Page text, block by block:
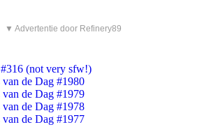
▼ Advertentie door Refinery89
(not very sfw!)
van de Dag #1980
van de Dag #1979
van de Dag #1978
van de Dag #1977